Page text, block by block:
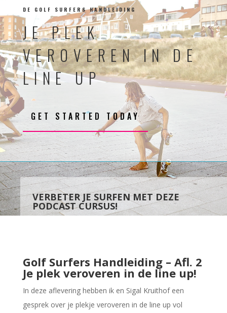
DE GOLF SURFERS HANDLEIDING
JE PLEK
VEROVEREN IN DE
LINE UP
GET STARTED TODAY
VERBETER JE SURFEN MET DEZE
PODCAST CURSUS!
Golf Surfers Handleiding – Afl. 2
Je plek veroveren in de line up!
In deze aflevering hebben ik en Sigal Kruithof een
gesprek over je plekje veroveren in de line up vol